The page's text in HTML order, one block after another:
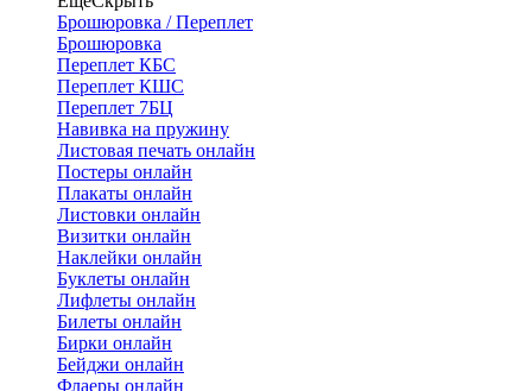
Брошюровка / Переплет
Брошюровка
Переплет КБС
Переплет КШС
Переплет 7БЦ
Навивка на пружину
Листовая печать онлайн
Постеры онлайн
Плакаты онлайн
Листовки онлайн
Визитки онлайн
Наклейки онлайн
Буклеты онлайн
Лифлеты онлайн
Билеты онлайн
Бирки онлайн
Бейджи онлайн
Флаеры онлайн